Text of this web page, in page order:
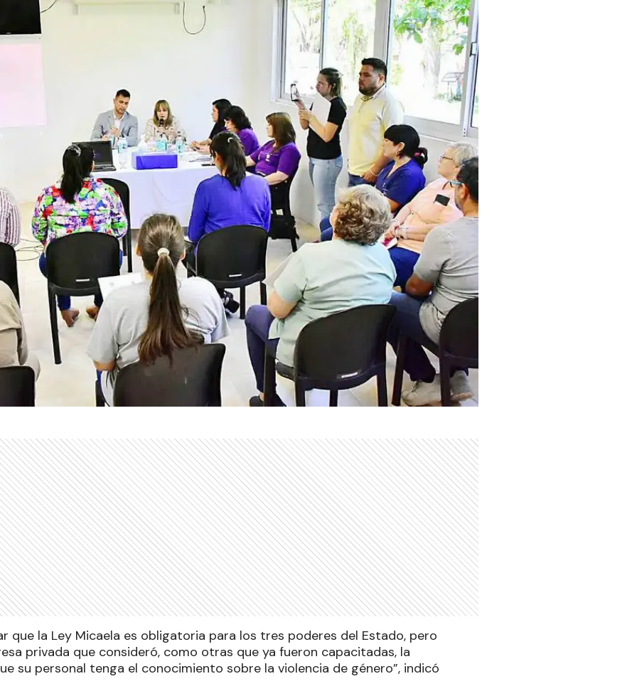
que la Ley Micaela es obligatoria para los tres poderes del Estado, pero
privada que consideró, como otras que ya fueron capacitadas, la
su personal tenga el conocimiento sobre la violencia de género”, indicó